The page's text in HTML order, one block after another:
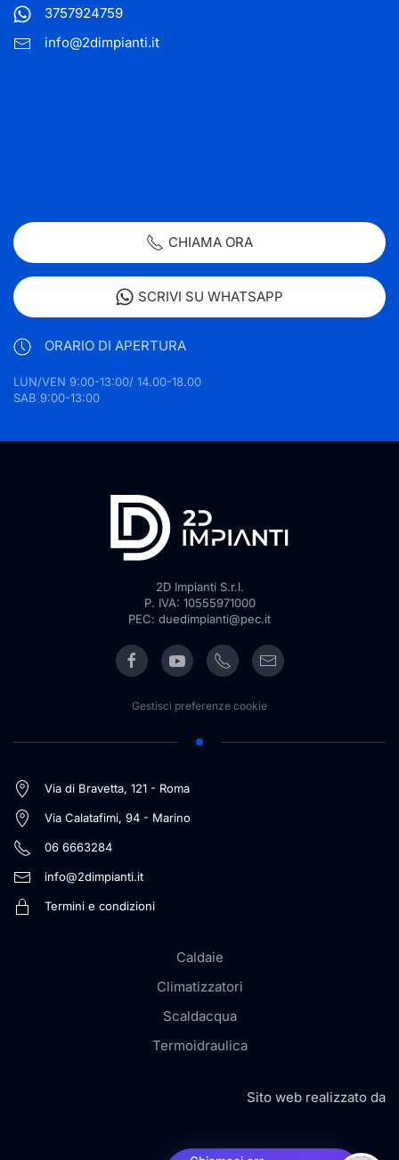
3757924759
info@2dimpianti.it
CHIAMA ORA
SCRIVI SU WHATSAPP
ORARIO DI APERTURA
LUN/VEN 9:00-13:00/ 14.00-18.00
SAB 9:00-13:00
2D Impianti S.r.l.
P. IVA: 10555971000
PEC: duedimpianti@pec.it
Gestisci preferenze cookie
Via di Bravetta, 121 - Roma
Via Calatafimi, 94 - Marino
06 6663284
info@2dimpianti.it
Termini e condizioni
Caldaie
Climatizzatori
Scaldacqua
Termoidraulica
Sito web realizzato da